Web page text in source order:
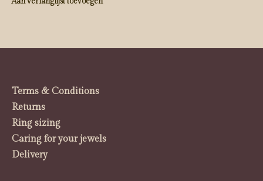
Terms & Conditions
Returns
Ring sizing
Caring for your jewels
Delivery